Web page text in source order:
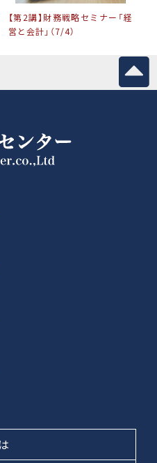
【第2講】財務戦略セミナー「経
営と会計」（7/4）